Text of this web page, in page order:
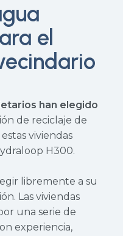
el
han elegido
de reciclaje de
viviendas
H300.
libremente a su
Las viviendas
una serie de
experiencia,